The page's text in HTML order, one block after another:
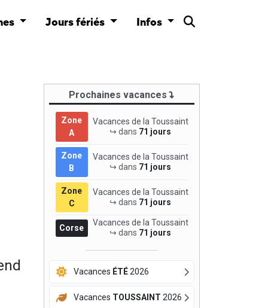
Jours fériés Infos
Prochaines vacances
Zone
A
Vacances de la Toussaint
↪ dans 71 jours
Zone
B
Vacances de la Toussaint
↪ dans 71 jours
Zone
C
Vacances de la Toussaint
↪ dans 71 jours
Corse
Vacances de la Toussaint
↪ dans 71 jours
Vacances ÉTÉ2026
Vacances TOUSSAINT 2026